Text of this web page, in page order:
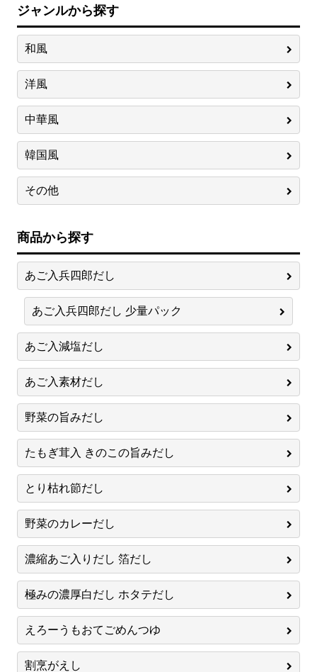
ジャンルから探す
和風
洋風
中華風
韓国風
その他
商品から探す
あご入兵四郎だし
あご入兵四郎だし 少量パック
あご入減塩だし
あご入素材だし
野菜の旨みだし
たもぎ茸入 きのこの旨みだし
とり枯れ節だし
野菜のカレーだし
濃縮あご入りだし 箔だし
極みの濃厚白だし ホタテだし
えろーうもおてごめんつゆ
割烹がえし